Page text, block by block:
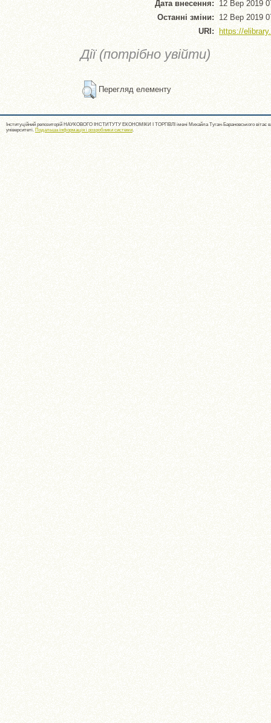
Дата внесення: 12 Вер 2019
Останні зміни: 12 Вер 2019
URI:
https://
Дії (потрібно увійти)
Перегляд елементу
Інституційний репозиторій НАУКОВОГО ІНСТИТУТУ ЕКОНОМІКИ І ТОРГІВЛІ імені Михайла Туган-Барановського вітає
університеті. Подальша інформація і розробники системи